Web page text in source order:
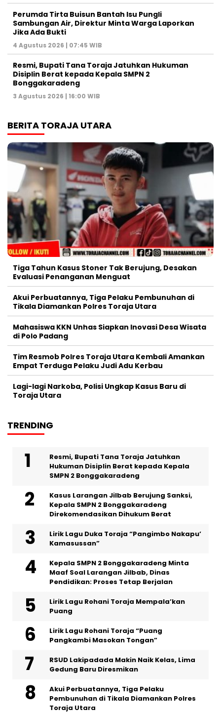
Perumda Tirta Buisun Bantah Isu Pungli
Sambungan Air, Direktur Minta Warga Laporkan
Jika Ada Bukti
4 Agustus 2026 | 07:45 WIB
Resmi, Bupati Tana Toraja Jatuhkan Hukuman
Disiplin Berat kepada Kepala SMPN 2
Bonggakaradeng
3 Agustus 2026 | 16:00 WIB
BERITA TORAJA UTARA
Tiga Tahun Kasus Stoner Tak Berujung, Desakan
Evaluasi Penanganan Menguat
Akui Perbuatannya, Tiga Pelaku Pembunuhan di
Tikala Diamankan Polres Toraja Utara
Mahasiswa KKN Unhas Siapkan Inovasi Desa Wisata
di Polo Padang
Tim Resmob Polres Toraja Utara Kembali Amankan
Empat Terduga Pelaku Judi Adu Kerbau
Lagi-lagi Narkoba, Polisi Ungkap Kasus Baru di
Toraja Utara
TRENDING
Resmi, Bupati Tana Toraja Jatuhkan
Hukuman Disiplin Berat kepada Kepala
SMPN 2 Bonggakaradeng
Kasus Larangan Jilbab Berujung Sanksi,
Kepala SMPN 2 Bonggakaradeng
Direkomendasikan Dihukum Berat
Lirik Lagu Duka Toraja “Pangimbo Nakapu’
Kamasussan”
Kepala SMPN 2 Bonggakaradeng Minta
Maaf Soal Larangan Jilbab, Dinas
Pendidikan: Proses Tetap Berjalan
Lirik Lagu Rohani Toraja Mempala’kan
Puang
Lirik Lagu Rohani Toraja “Puang
Pangkambi Masokan Tongan”
RSUD Lakipadada Makin Naik Kelas, Lima
Gedung Baru Diresmikan
Akui Perbuatannya, Tiga Pelaku
Pembunuhan di Tikala Diamankan Polres
Toraja Utara